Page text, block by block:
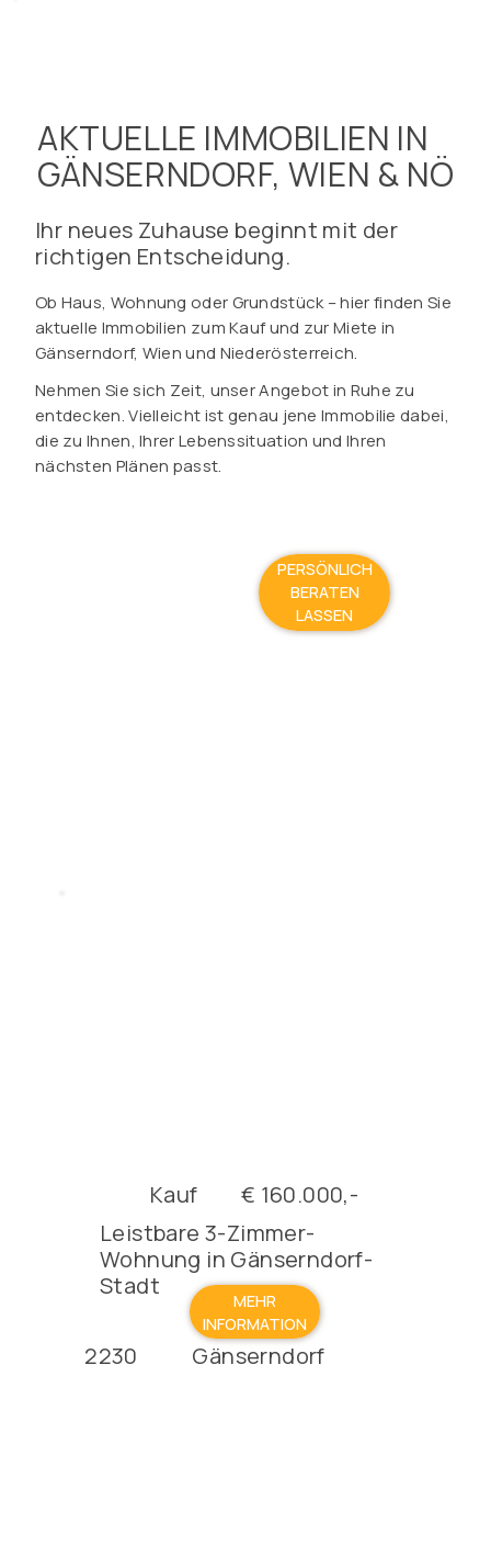
AKTUELLE IMMOBILIEN IN
GÄNSERNDORF, WIEN & NÖ
Ihr neues Zuhause beginnt mit der
richtigen Entscheidung.
Ob Haus, Wohnung oder Grundstück – hier finden Sie
aktuelle Immobilien zum Kauf und zur Miete in
Gänserndorf, Wien und Niederösterreich.
Nehmen Sie sich Zeit, unser Angebot in Ruhe zu
entdecken. Vielleicht ist genau jene Immobilie dabei,
die zu Ihnen, Ihrer Lebenssituation und Ihren
nächsten Plänen passt.
PERSÖNLICH
BERATEN
LASSEN
Kauf € 160.000,-
MEHR
INFORMATION
Leistbare 3-Zimmer-
Wohnung in Gänserndorf-
Stadt
2230 Gänserndorf